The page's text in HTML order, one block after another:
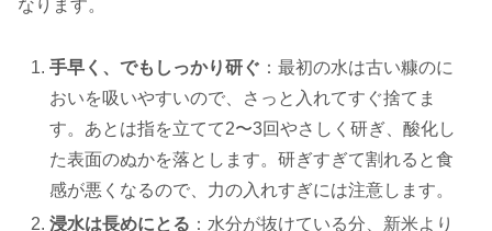
なります。
手早く、でもしっかり研ぐ ：最初の水は古い糠のに
おいを吸いやすいので、さっと入れてすぐ捨てま
す。あとは指を立てて2〜3回やさしく研ぎ、酸化し
た表面のぬかを落とします。研ぎすぎて割れると食
感が悪くなるので、力の入れすぎには注意します。
浸水は長めにとる ：水分が抜けている分、新米より